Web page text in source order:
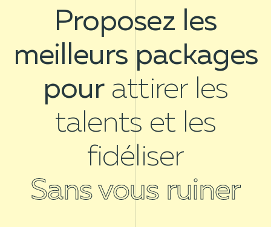
Proposez les
meilleurs packages
pourattirer les
talents et les
fidéliser
Sans vous ruiner